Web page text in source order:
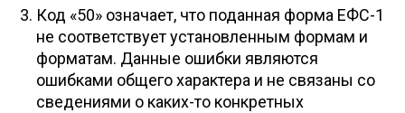
Код «50» означает, что поданная форма ЕФС-1
не соответствует установленным формам и
форматам. Данные ошибки являются
ошибками общего характера и не связаны со
сведениями о каких-то конкретных